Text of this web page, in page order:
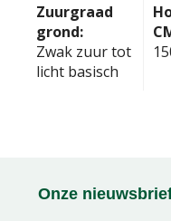
Zuurgraad
grond:
Zwak zuur tot
licht basisch
Onze